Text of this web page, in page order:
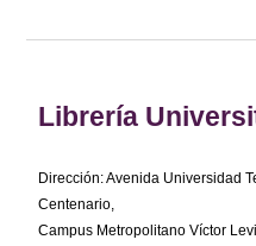
Librería
Dirección: Avenida Universidad
Centenario,
Campus Metropolitano Víctor